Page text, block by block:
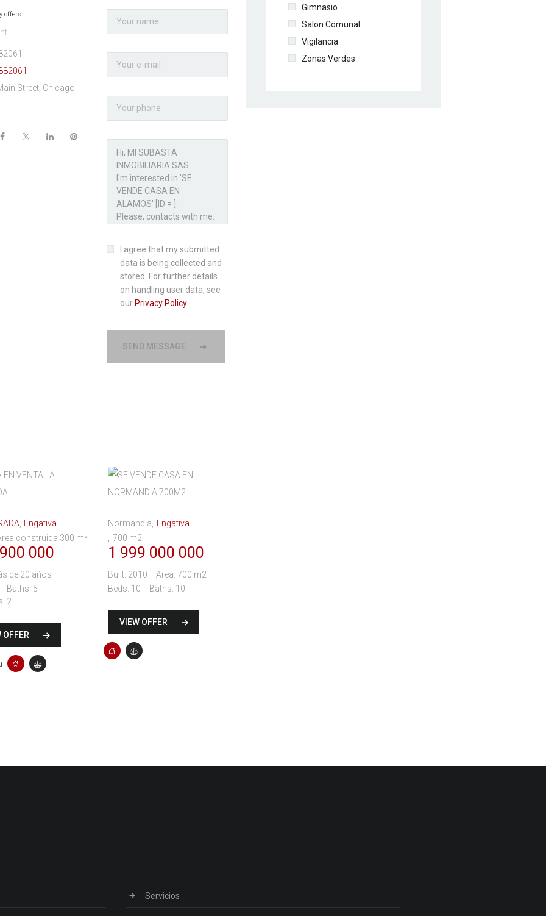
offers
Street, Chicago
I agree that my submitted
data is being collected and
stored. For further details
on handling user data, see
our Privacy Policy
SEND MESSAGE
Engativa
construida 300 m²
000
de 20 años
Baths: 5
2
OFFER
Normandia
Engativa
700 m2
1 999 000 000
Built: 2010 Area: 700 m2
Beds: 10 Baths: 10
VIEW OFFER
Gimnasio
Salon Comunal
Vigilancia
Zonas Verdes
Servicios